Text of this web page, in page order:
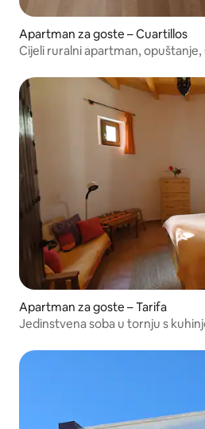
Apartman za goste – Cuartillos
Cijeli ruralni apartman, opuštanje,
Apartman za goste – Tarifa
Jedinstvena soba u tornju s